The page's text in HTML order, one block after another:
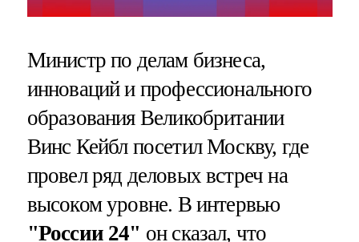
Министр по делам бизнеса,
инноваций и профессионального
образования Великобритании
Винс Кейбл посетил Москву, где
провел ряд деловых встреч на
высоком уровне. В интервью
"России 24" он сказал, что